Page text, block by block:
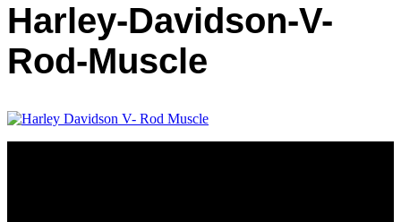
Harley-Davidson-V-
Rod-Muscle